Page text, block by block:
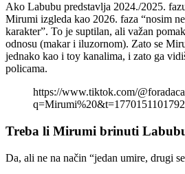
Ako Labubu predstavlja 2024./2025.
Mirumi izgleda kao 2026. faza “nosim
karakter”. To je suptilan, ali važan
odnosu (makar i iluzornom). Zato se
jednako kao i toy kanalima, i zato ga
policama.
https://www.tiktok.com/
q=Mirumi%20&t=1770151101792
Treba li Mirumi brinuti
Da, ali ne na način “jedan umire, drugi